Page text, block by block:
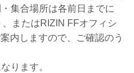
集合場所は各前日までに
またはRIZIN FFオフィシ
内しますので、ご確認のう
ります。